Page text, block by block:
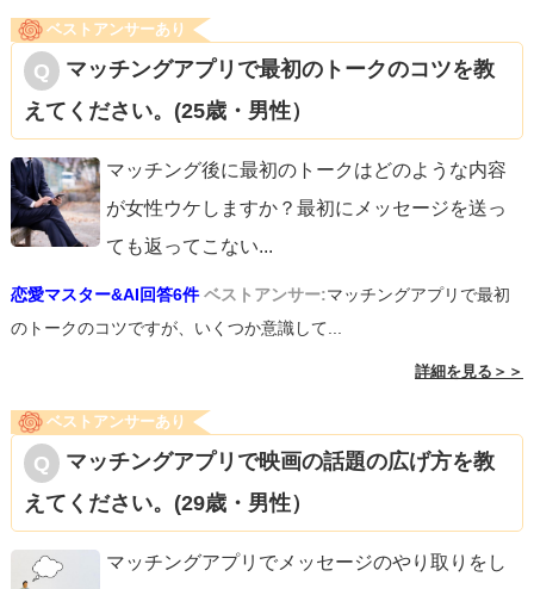
ベストアンサーあり
マッチングアプリで最初のトークのコツを教
えてください。(25歳・男性）
マッチング後に最初のトークはどのような内容
が女性ウケしますか？最初にメッセージを送っ
ても返ってこない...
恋愛マスター&AI回答6件 ベストアンサー:マッチングアプリで最初
のトークのコツですが、いくつか意識して...
詳細を見る＞＞
ベストアンサーあり
マッチングアプリで映画の話題の広げ方を教
えてください。(29歳・男性）
マッチングアプリでメッセージのやり取りをし